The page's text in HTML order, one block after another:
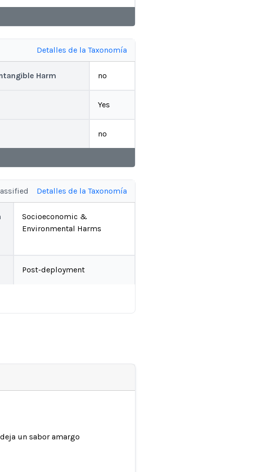
Detalles de la Taxonomía
Harm no
Yes
no
Detalles de la Taxonomía
Socioeconomic &
Environmental Harms
Post-deployment
un sabor amargo